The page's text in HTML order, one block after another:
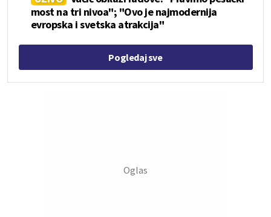
most na tri nivoa"; "Ovo je najmodernija
evropska i svetska atrakcija"
Pogledaj sve